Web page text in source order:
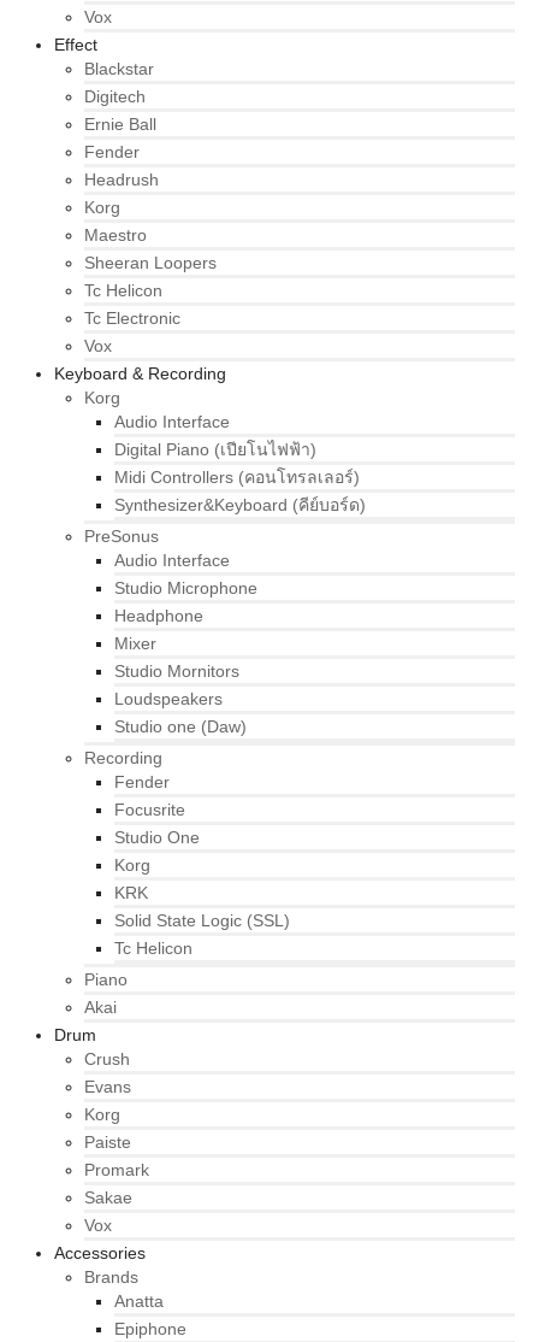
Vox
Effect
Blackstar
Digitech
Ernie Ball
Fender
Headrush
Korg
Maestro
Sheeran Loopers
Tc Helicon
Tc Electronic
Vox
Keyboard & Recording
Korg
Audio Interface
Digital Piano (เปียโนไฟฟ้า)
Midi Controllers (คอนโทรลเลอร์)
Synthesizer&Keyboard (คีย์บอร์ด)
PreSonus
Audio Interface
Studio Microphone
Headphone
Mixer
Studio Mornitors
Loudspeakers
Studio one (Daw)
Recording
Fender
Focusrite
Studio One
Korg
KRK
Solid State Logic (SSL)
Tc Helicon
Piano
Akai
Drum
Crush
Evans
Korg
Paiste
Promark
Sakae
Vox
Accessories
Brands
Anatta
Epiphone